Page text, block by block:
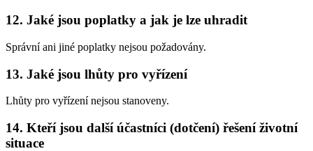
12. Jaké jsou poplatky a jak je lze uhradit
Správní ani jiné poplatky nejsou požadovány.
13. Jaké jsou lhůty pro vyřízení
Lhůty pro vyřízení nejsou stanoveny.
14. Kteří jsou další účastníci (dotčení) řešení životní
situace